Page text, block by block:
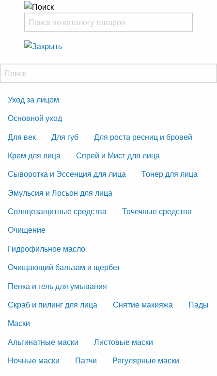
Уход за лицом
Основной уход
Для век
Для губ
Для роста ресниц и бровей
Крем для лица
Спрей и Мист для лица
Сыворотка и Эссенция для лица
Тонер для лица
Эмульсия и Лосьон для лица
Солнцезащитные средства
Точечные средства
Очищение
Гидрофильное масло
Очищающий бальзам и щербет
Пенка и гель для умывания
Скраб и пилинг для лица
Снятие макияжа
Пады
Маски
Альгинатные маски
Листовые маски
Ночные маски
Патчи
Регулярные маски